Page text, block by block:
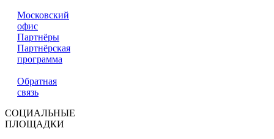
Московский
офис
Партнёры
Партнёрская
программа
Обратная
связь
СОЦИАЛЬНЫЕ
ПЛОЩАДКИ